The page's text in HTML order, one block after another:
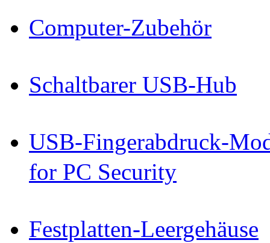
Computer-Zubehör
Schaltbarer USB-Hub
USB-Fingerabdruck-
for PC Security
Festplatten-Leergehäuse